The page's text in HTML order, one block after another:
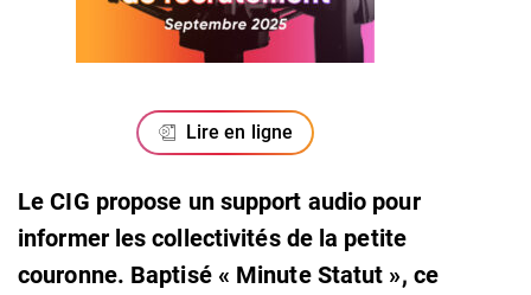
Lire en ligne
Le CIG propose un support audio pour
informer les collectivités de la petite
couronne. Baptisé « Minute Statut », ce